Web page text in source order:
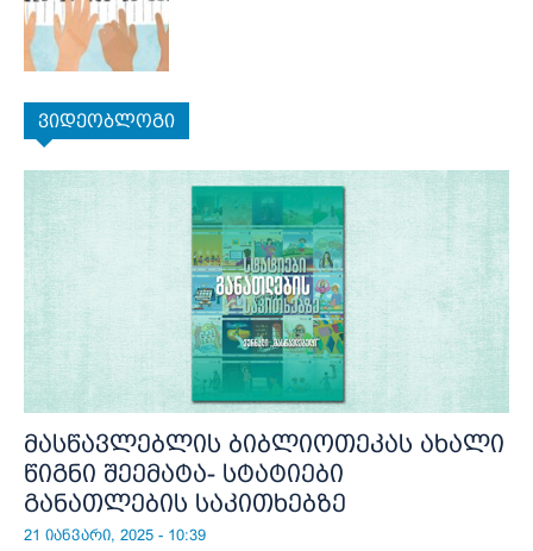
ვიდეობლოგი
მასწავლებლის ბიბლიოთეკას ახალი
წიგნი შეემატა- სტატიები
განათლების საკითხებზე
21 იანვარი, 2025 - 10:39